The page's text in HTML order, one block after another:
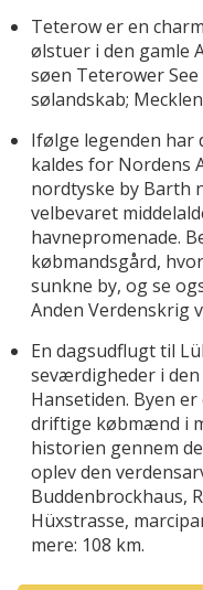
Teterow er en
ølstuer i den gamle
søen Teterower
sølandskab;
Ifølge legenden har
kaldes for Nordens
nordtyske by Barth
velbevaret
havnepromenade.
købmandsgård,
sunkne by, og se
Anden Verdenskrig
En dagsudflugt til
seværdigheder i
Hansetiden. Byen
driftige købmænd i
historien gennem
oplev den
Buddenbrockhaus,
Hüxstrasse,
mere: 108 km.